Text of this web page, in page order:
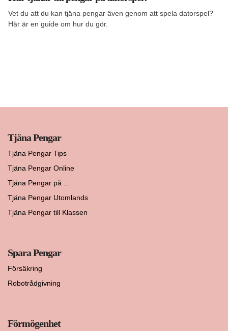
Vet du att du kan tjäna pengar även genom att spela datorspel?
Här är en guide om hur du gör.
Tjäna Pengar
Tjäna Pengar Tips
Tjäna Pengar Online
Tjäna Pengar på ...
Tjäna Pengar Utomlands
Tjäna Pengar till Klassen
Spara Pengar
Försäkring
Robotrådgivning
Förmögenhet